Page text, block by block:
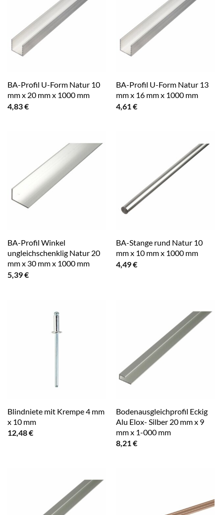
BA-Profil U-Form Natur 10
mm x 20 mm x 1000 mm
4,83€
BA-Profil U-Form Natur 13
mm x 16 mm x 1000 mm
4,61€
BA-Profil Winkel
ungleichschenklig Natur 20
mm x 30 mm x 1000 mm
5,39€
BA-Stange rund Natur 10
mm x 10 mm x 1000 mm
4,49€
Blindniete mit Krempe 4 mm
x 10 mm
12,48€
Bodenausgleichprofil Eckig
Alu Elox- Silber 20 mm x 9
mm x 1-000 mm
8,21€